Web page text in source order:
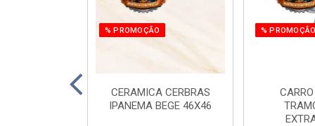
% PROMOÇÃO
CERAMICA CERBRAS
IPANEMA BEGE 46X46
%